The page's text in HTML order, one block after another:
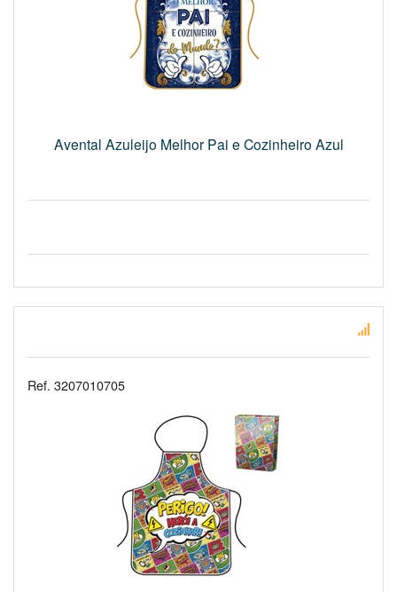
Avental Azuleijo Melhor Pai e Cozinheiro Azul
Ref. 3207010705